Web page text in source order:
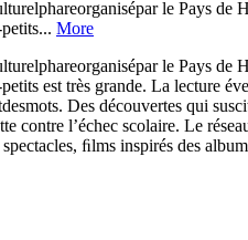
le Pays
More
le Pays
est très grande. La lecture
Des découvertes qui
contre l’échec scolaire. Le
ﬁlms inspirés des